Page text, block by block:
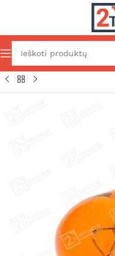
Pradžia Elektros